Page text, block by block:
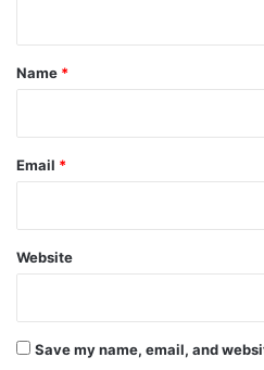
*
Name *
Email *
Website
Save my name, email, and